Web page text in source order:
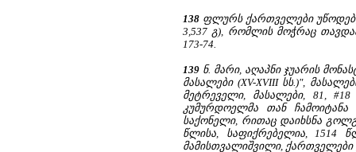
138 ფლურს ქართველები
3,537 გ), რომლის მოჭრაც
173-74.
139 ნ. მარი, აღაპნი ჯუარის
მასალები (XV-XVIII სს.)",
მეტრეველი, მასალები, 81,
კუმურდოელმა თან ჩამოიტანა
საქონელი, რითაც დაიხსნა
წლისა, საფიქრებელია, 1514
მამისთვალიშვილი, ქართველები